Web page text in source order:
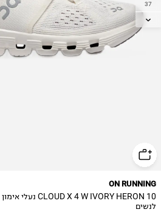
37
37.5
43
ON RUNNING
CLOUD X 4 W IVORY HERON 10 נעלי אימון
לנשים